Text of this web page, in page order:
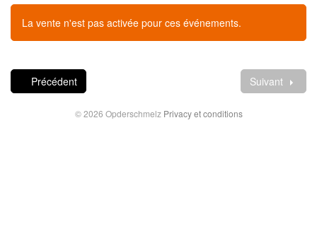
La vente n'est pas activée pour ces événements.
Précédent Suivant
© 2026 Opderschmelz Privacy et conditions